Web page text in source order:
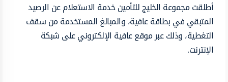
أطلقت مجموعة الخليج للتأمين خدمة الاستعلام عن الرصيد
المتبقي في بطاقة عافية، والمبالغ المستخدمة من سقف
التغطية، وذلك عبر موقع عافية الإلكتروني على شبكة
الإنترنت.